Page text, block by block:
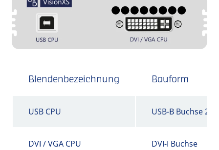
Blendenbezeichnung Bauform
USB CPU USB-B Buchse 2.0
DVI / VGA CPU DVI-I Buchse